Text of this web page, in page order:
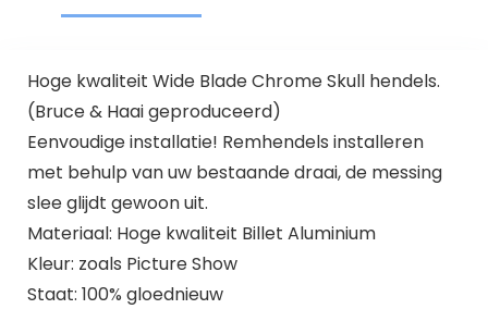
Hoge kwaliteit Wide Blade Chrome Skull hendels.
(Bruce & Haai geproduceerd)
Eenvoudige installatie! Remhendels installeren
met behulp van uw bestaande draai, de messing
slee glijdt gewoon uit.
Materiaal: Hoge kwaliteit Billet Aluminium
Kleur: zoals Picture Show
Staat: 100% gloednieuw